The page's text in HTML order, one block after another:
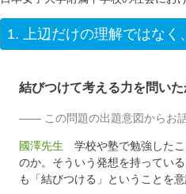
1. 上辺だけの理解ではなく
結びつけて考える力を問いた
この問題の出題意図からお
國澤先生 学校や塾で勉強したこ
のか。そういう発想を持ってい
も「結びつける」ということを